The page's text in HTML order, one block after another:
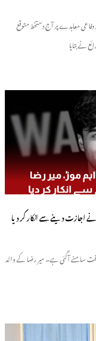
معاہدے پر آج دستخط متوقع
نے بتایا
اجازت دینے سے انکار کر دیا
سامنے آگئی ہے۔ میر رضا کے والد